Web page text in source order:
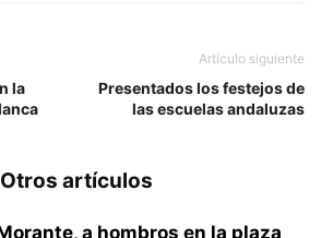
la
Artículo siguiente
Presentados los festejos de
las escuelas andaluzas
Otros artículos
a hombros en la plaza